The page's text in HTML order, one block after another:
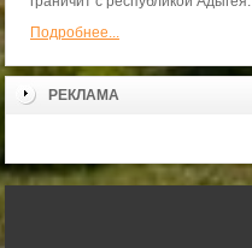
Подробнее...
РЕКЛАМА